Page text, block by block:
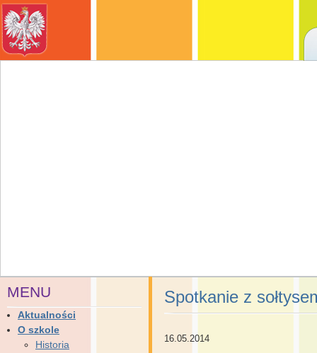
MENU
Aktualności
O szkole
Historia
Spotkanie z
16.05.2014